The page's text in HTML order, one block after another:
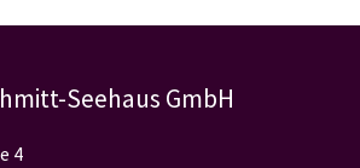
Seehaus GmbH
4